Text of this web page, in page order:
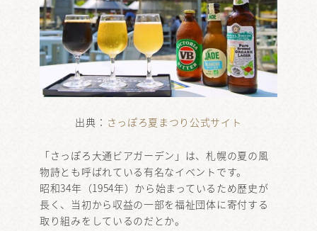
出典： さっぽろ夏まつり公式サイト
「さっぽろ大通ビアガーデン」は、札幌の夏の風
物詩とも呼ばれている有名なイベントです。
昭和34年（1954年）から始まっているため歴史が
長く、当初から収益の一部を福祉団体に寄付する
取り組みをしているのだとか。